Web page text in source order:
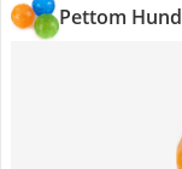
Pettom